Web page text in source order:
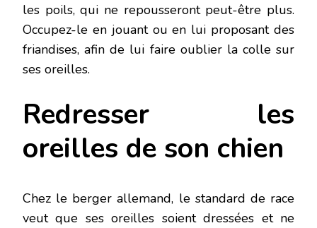
les poils, qui ne repousseront peut-être plus.
Occupez-le en jouant ou en lui proposant des
friandises, afin de lui faire oublier la colle sur
ses oreilles.
Redresser les
oreilles de son chien
Chez le berger allemand, le standard de race
veut que ses oreilles soient dressées et ne